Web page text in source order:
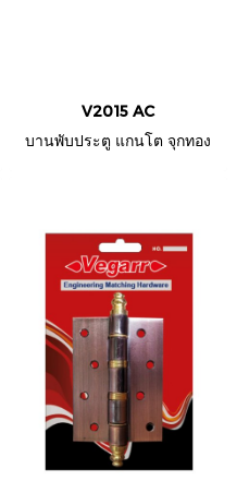
V2015 AC
บานพับประตู แกนโต จุกทอง